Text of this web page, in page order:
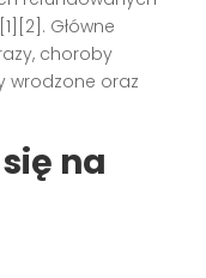
[1][2] . Główne
choroby
wrodzone oraz
na